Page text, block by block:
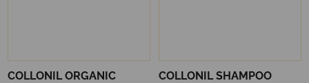
COLLONIL ORGANIC
COLLONIL SHAMPOO